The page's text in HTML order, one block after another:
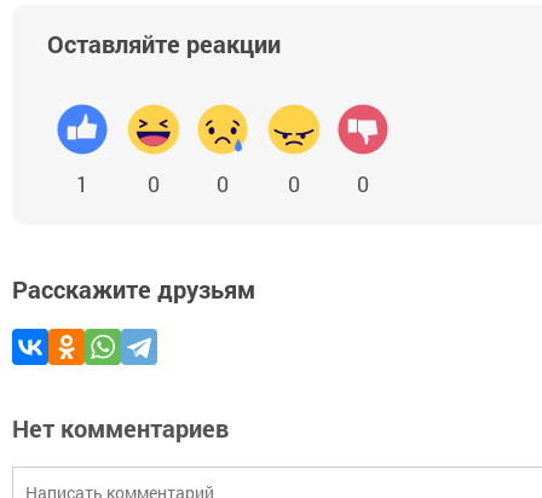
Оставляйте реакции
1 0 0 0 0
Расскажите друзьям
Нет комментариев